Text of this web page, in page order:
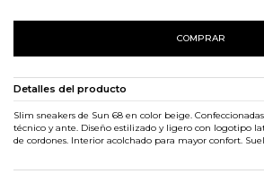
COMPRAR
Detalles del producto
Slim sneakers de Sun 68 en color beige.
técnico y ante. Diseño estilizado y ligero con logotipo
de cordones. Interior acolchado para mayor confort.